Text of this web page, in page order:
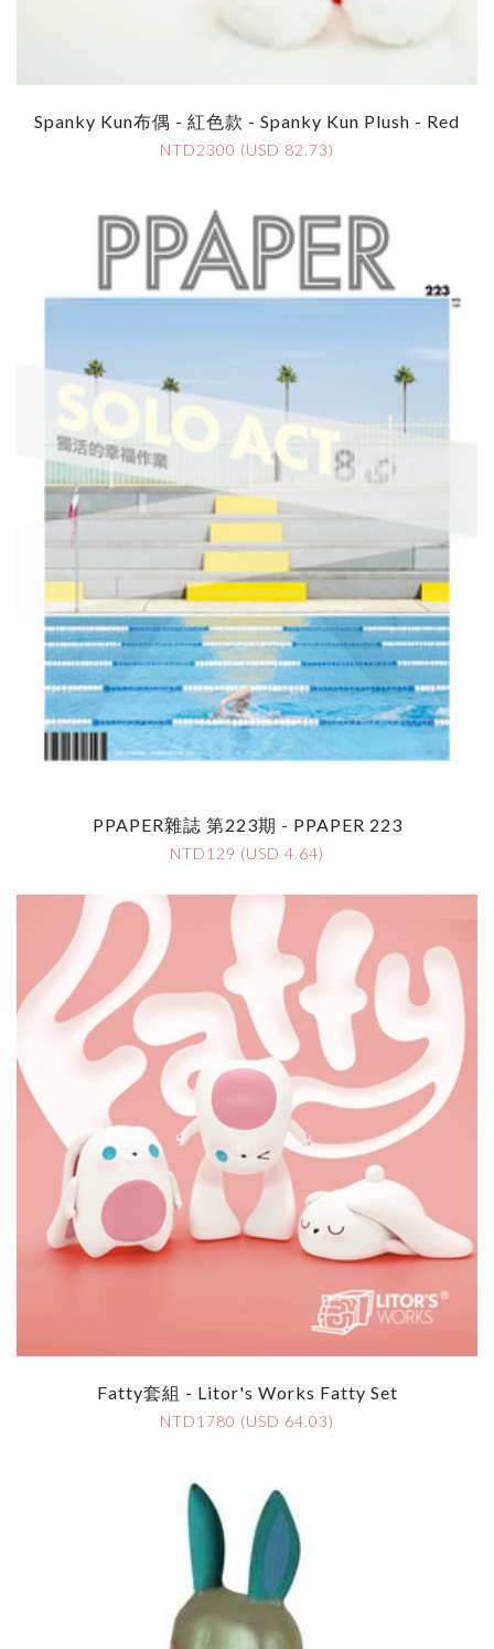
Spanky Kun布偶 - 紅色款 - Spanky Kun Plush - Red
NTD2300 (USD 82.73)
PPAPER雜誌 第223期 - PPAPER 223
NTD129 (USD 4.64)
Fatty套組 - Litor's Works Fatty Set
NTD1780 (USD 64.03)